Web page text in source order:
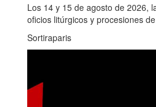
Los 14 y 15 de agosto de 2026,
oficios litúrgicos y procesiones
Sortiraparis